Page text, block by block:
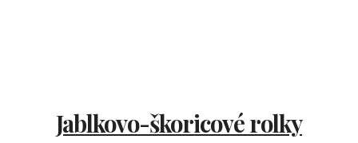
Jablkovo-škoricové rolky